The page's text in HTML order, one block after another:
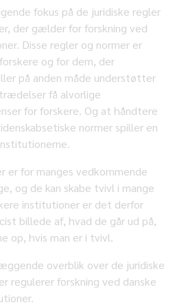
fokus på de juridiske regler
der gælder for forskning ved
Disse regler og normer er
og for dem, der
på anden måde understøtter
få alvorlige
for forskere. Og at håndtere
normer spiller en
er for manges vedkommende
og de kan skabe tvivl i mange
institutioner er det derfor
billede af, hvad de går ud på,
op, hvis man er i tvivl.
overblik over de juridiske
regulerer forskning ved danske